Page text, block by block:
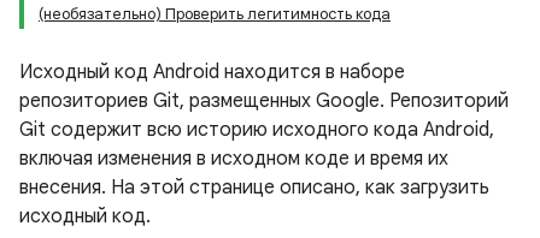
(необязательно) Проверить легитимность кода
Исходный код Android находится в наборе
репозиториев Git, размещенных Google. Репозиторий
Git содержит всю историю исходного кода Android,
включая изменения в исходном коде и время их
внесения. На этой странице описано, как загрузить
исходный код.